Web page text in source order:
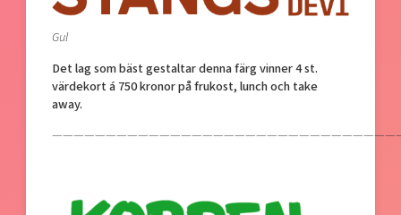
Gul
Det lag som bäst gestaltar denna färg vinner4 st.
värdekort á 750 kronor på frukost, lunch och take
away.